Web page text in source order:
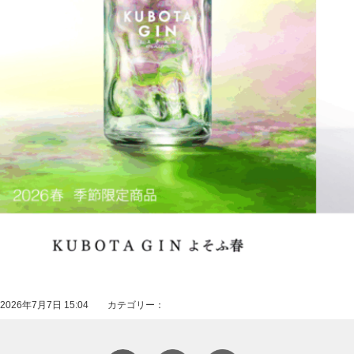
2026年7月7日 15:04 カテゴリー：